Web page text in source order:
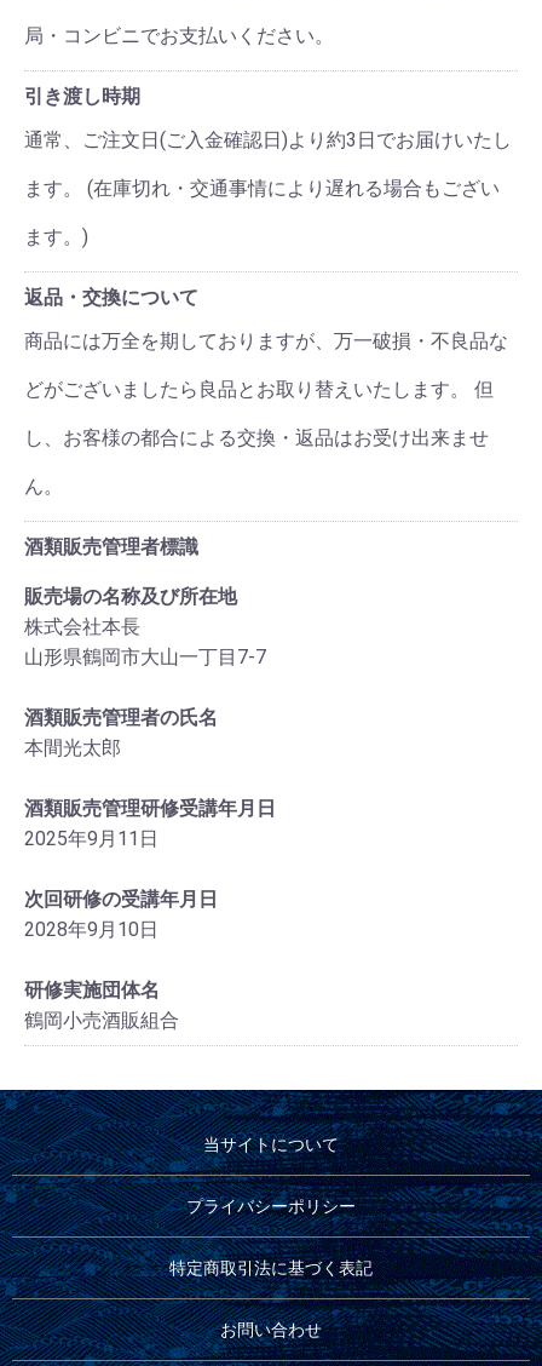
局・コンビニでお支払いください。
引き渡し時期
通常、ご注文日(ご入金確認日)より約3日でお届けいたし
ます。 (在庫切れ・交通事情により遅れる場合もござい
ます。)
返品・交換について
商品には万全を期しておりますが、万一破損・不良品な
どがございましたら良品とお取り替えいたします。 但
し、お客様の都合による交換・返品はお受け出来ませ
ん。
酒類販売管理者標識
販売場の名称及び所在地
株式会社本長
山形県鶴岡市大山一丁目7-7
酒類販売管理者の氏名
本間光太郎
酒類販売管理研修受講年月日
2025年9月11日
次回研修の受講年月日
2028年9月10日
研修実施団体名
鶴岡小売酒販組合
当サイトについて
プライバシーポリシー
特定商取引法に基づく表記
お問い合わせ